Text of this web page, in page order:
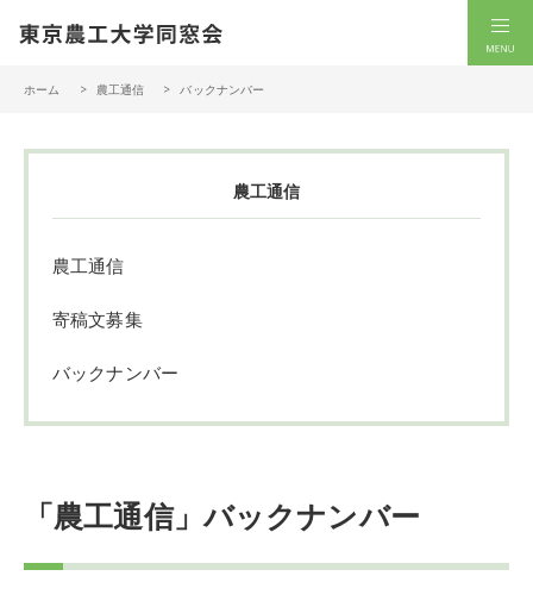
ホーム 農工通信 バックナンバー
農工通信
農工通信
寄稿文募集
バックナンバー
「農工通信」バックナンバー